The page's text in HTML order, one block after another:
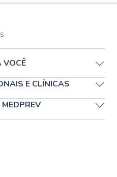
VOCÊ
E CLÍNICAS